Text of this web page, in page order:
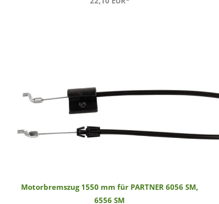
Motorbremszug 1550 mm für PARTNER 6056 SM,
6556 SM